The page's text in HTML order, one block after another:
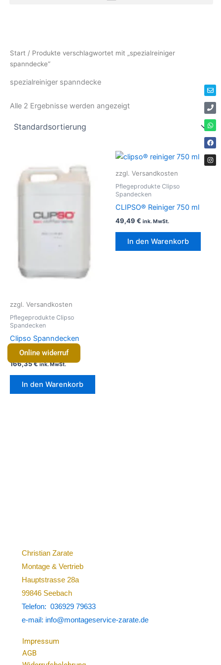
Start / Produkte verschlagwortet mit „spezialreiniger
spanndecke“
spezialreiniger spanndecke
Alle 2 Ergebnisse werden angezeigt
zzgl. Versandkosten
Pflegeprodukte Clipso
Spandecken
Clipso Spanndecken
Reiniger 5L
166,35€ ink. MwSt.
In den Warenkorb
zzgl. Versandkosten
Pflegeprodukte Clipso
Spandecken
CLIPSO® Reiniger 750 ml
49,49 € ink. MwSt.
In den Warenkorb
Online widerruf
Christian Zarate
Montage & Vertrieb
Hauptstrasse 28a
99846 Seebach
Telefon: 036929 79633
e-mail: info@montageservice-zarate.de
Impressum
AGB